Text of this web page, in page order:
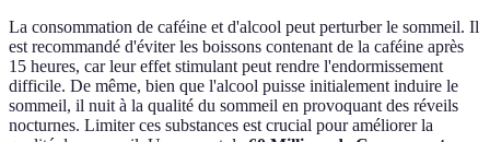
La consommation de caféine et d'alcool peut perturber le sommeil. Il
est recommandé d'éviter les boissons contenant de la caféine après
15 heures, car leur effet stimulant peut rendre l'endormissement
difficile. De même, bien que l'alcool puisse initialement induire le
sommeil, il nuit à la qualité du sommeil en provoquant des réveils
nocturnes. Limiter ces substances est crucial pour améliorer la